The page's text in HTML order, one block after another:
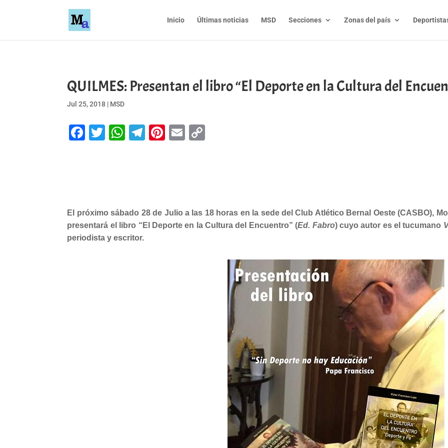
Inicio Últimas noticias MSD Secciones Zonas del país
QUILMES: Presentan el libro “El Deporte en la Cultura del
Jul 25, 2018 | MSD
Facebook
Twitter
WhatsApp
Telegram
Pinterest
Email
El próximo sábado 28 de Julio a las 18 horas en la sede del Club Atlético Bernal Oeste (CASBO),
presentará el libro “El Deporte en la Cultura del Encuentro” (Ed. Fabro) cuyo autor es el tucumano
periodista y escritor.